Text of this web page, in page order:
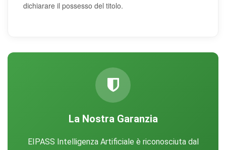
dichiarare il possesso del titolo.
La Nostra Garanzia
EIPASS Intelligenza Artificiale è riconosciuta dal